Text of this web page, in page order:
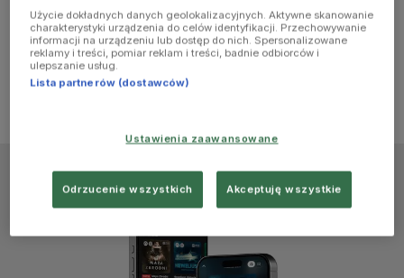
more
information)
Użycie dokładnych danych geolokalizacyjnych. Aktywne skanowanie
charakterystyki urządzenia do celów identyfikacji. Przechowywanie
informacji na urządzeniu lub dostęp do nich. Spersonalizowane
reklamy i treści, pomiar reklam i treści, badnie odbiorców i
ulepszanie usług.
Lista partnerów (dostawców)
Ustawienia zaawansowane
Odrzucenie wszystkich Akceptuję wszystkie